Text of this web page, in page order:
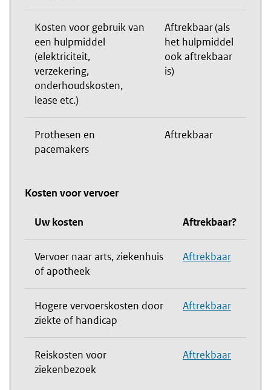
Kosten voor gebruik van
een hulpmiddel
(elektriciteit,
verzekering,
onderhoudskosten,
lease etc.)
Aftrekbaar (als
het hulpmiddel
ook aftrekbaar
is)
Prothesen en
pacemakers
Aftrekbaar
Kosten voor vervoer
Uw kosten Aftrekbaar?
Vervoer naar arts, ziekenhuis
of apotheek
Aftrekbaar
Hogere vervoerskosten door
ziekte of handicap
Aftrekbaar
Reiskosten voor
ziekenbezoek
Aftrekbaar